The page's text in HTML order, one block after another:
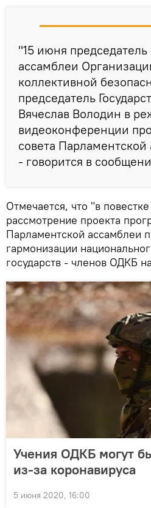
"15 июня
ассамблеи
коллективной
председатель
Вячеслав Володин в
видеоконференции
совета
- говорится в
Отмечается, что "в
рассмотрение проекта
Парламентской ассамблеи
гармонизации
государств - членов ОДКБ
Учения ОДКБ могут
из-за коронавируса
5 июня 2020, 16:00